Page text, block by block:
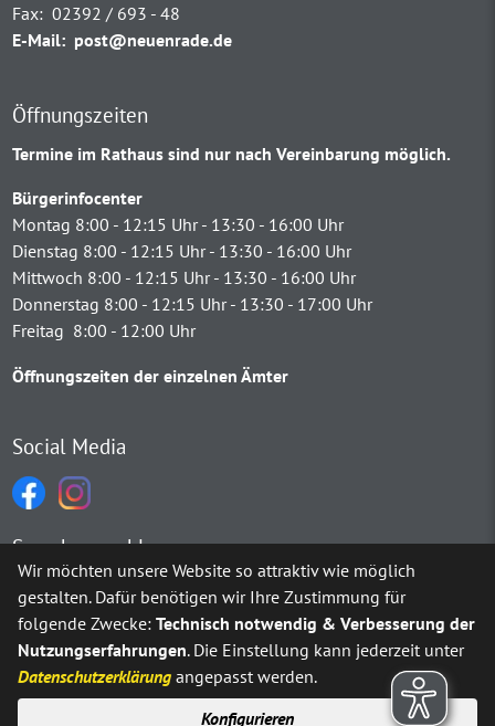
Fax: 02392 / 693 - 48
E-Mail: post@neuenrade.de
Öffnungszeiten
Termine im Rathaus sind nur nach Vereinbarung möglich.
Bürgerinfocenter
Montag 8:00 - 12:15 Uhr - 13:30 - 16:00 Uhr
Dienstag 8:00 - 12:15 Uhr - 13:30 - 16:00 Uhr
Mittwoch 8:00 - 12:15 Uhr - 13:30 - 16:00 Uhr
Donnerstag 8:00 - 12:15 Uhr - 13:30 - 17:00 Uhr
Freitag 8:00 - 12:00 Uhr
Öffnungszeiten der einzelnen Ämter
Social Media
Sprachauswahl
Möchten Sie vonGoogle Translate bereitgestellte externe
Ja Immer
Wir möchten unsere Website so attraktiv wie möglich
gestalten. Dafür benötigen wir Ihre Zustimmung für
folgende Zwecke:Technisch notwendig & Verbesserung der
Nutzungserfahrungen. Die Einstellung kann jederzeit unter
Datenschutzerklärung angepasst werden.
Konfigurieren